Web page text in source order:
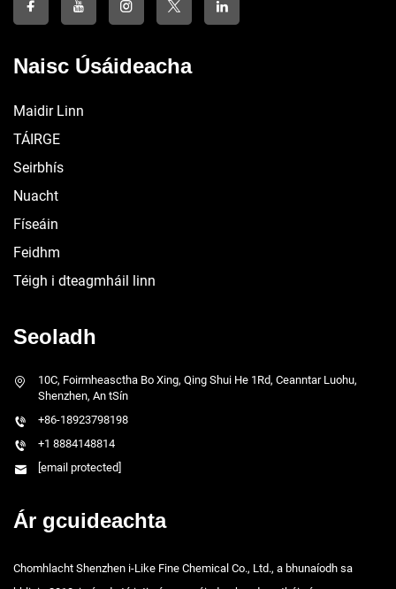
Naisc Úsáideacha
Maidir Linn
TÁIRGE
Seirbhís
Nuacht
Físeáin
Feidhm
Téigh i dteagmháil linn
Seoladh
10C, Foirmheasctha Bo Xing, Qing Shui He 1Rd, Ceanntar Luohu,
Shenzhen, An tSín
+86-18923798198
+1 8884148814
[email protected]
Ár gcuideachta
Chomhlacht Shenzhen i-Like Fine Chemical Co., Ltd., a bhunaíodh sa